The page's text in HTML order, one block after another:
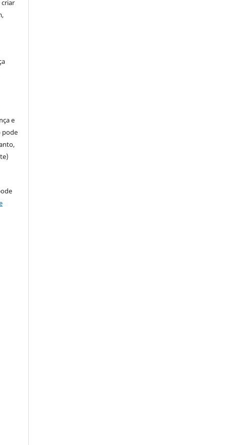
e
pode